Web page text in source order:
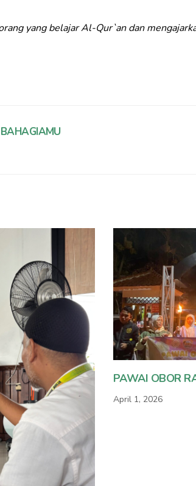
yang belajar Al-Qur`an dan
PAWAI OBOR
April 1, 2026